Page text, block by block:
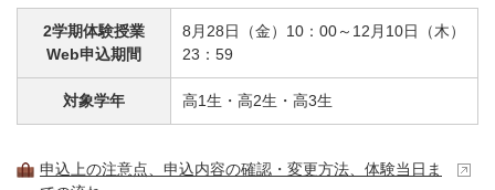
2学期体験授業
Web申込期間
8月28日（金）10：00～12月10日（木）
23：59
対象学年 高1生・高2生・高3生
申込上の注意点、申込内容の確認・変更方法、体験当日ま